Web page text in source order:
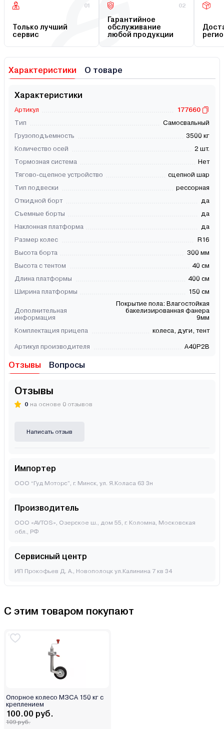
01
Только лучший
сервис
02
Гарантийное
обслуживание
любой продукции
Характеристики О товаре
Характеристики
Артикул
177660
Тип
Самосвальный
Грузоподъемность
3500 кг
Количество осей
2 шт.
Тормозная система
Нет
Тягово-сцепное устройство
сцепной шар
Тип подвески
рессорная
Откидной борт
да
Съемные борты
да
Наклонная платформа
да
Размер колес
R16
Высота борта
300 мм
Высота с тентом
40 см
Длина платформы
400 см
Ширина платформы
150 см
Дополнительная
информация
Покрытие пола: Влагостойкая
бакелизированная фанера
9мм
Комплектация прицепа
колеса, дуги, тент
Артикул производителя A40P2B
Отзывы Вопросы
Отзывы
0 на основе 0 отзывов
Написать отзыв
Импортер
ООО “Гуд Моторс”, г. Минск, ул. Я.Коласа 63 3н
Производитель
ООО «AVTOS», Озерское ш., дом 55, г. Коломна, Московская
обл., РФ
Сервисный центр
ИП Прокофьев Д. А., Новополоцк ул.Калинина 7 кв 34
С этим товаром покупают
Опорное колесо МЗСА 150 кг с
креплением
100.00 руб.
109 руб.